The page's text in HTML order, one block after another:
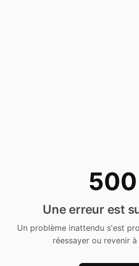
500
Une erreur est
Un problème inattendu s'est
réessayer ou revenir